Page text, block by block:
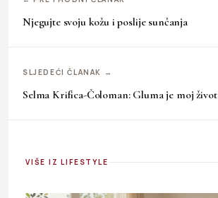
Njegujte svoju kožu i poslije sunčanja
SLJEDEĆI ČLANAK →
Selma Krifica-Čoloman: Gluma je moj život
VIŠE IZ LIFESTYLE